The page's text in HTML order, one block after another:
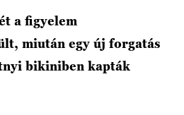
a figyelem
miután egy új forgatás
bikiniben kapták